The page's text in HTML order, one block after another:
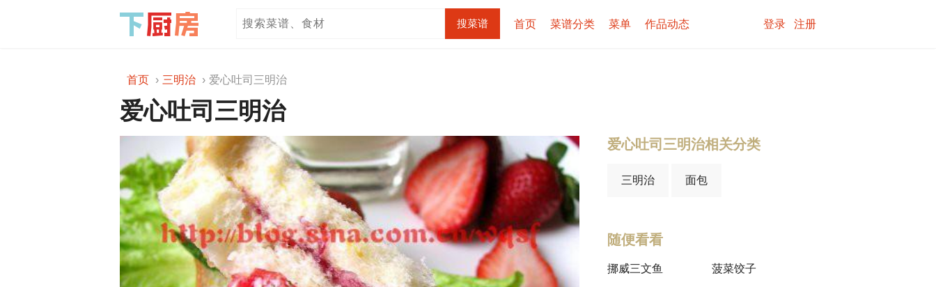
首页 菜谱分类 菜单 作品动态 登录 注册
首页 三明治 爱心吐司三明治
爱心吐司三明治
爱心吐司三明治相关分类
三明治 面包
随便看看
挪威三文鱼 菠菜饺子